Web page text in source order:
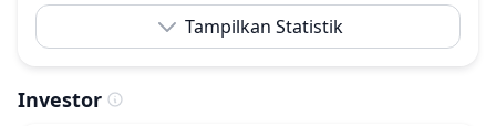
Tampilkan Statistik
Investor